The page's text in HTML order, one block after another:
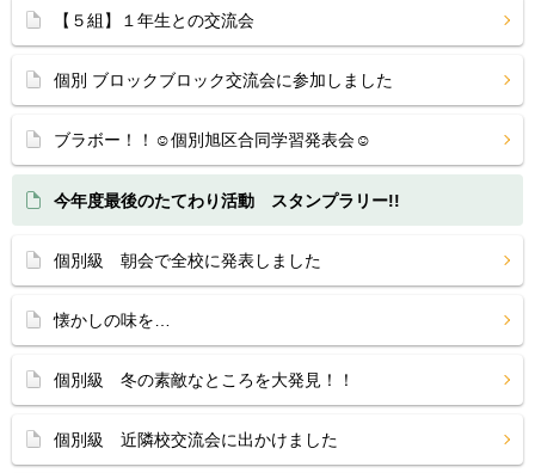
【５組】１年生との交流会
個別 ブロックブロック交流会に参加しました
ブラボー！！☺個別旭区合同学習発表会☺
今年度最後のたてわり活動 スタンプラリー!!
個別級 朝会で全校に発表しました
懐かしの味を…
個別級 冬の素敵なところを大発見！！
個別級 近隣校交流会に出かけました